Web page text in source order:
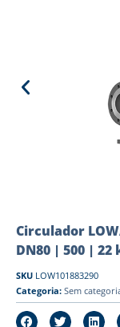
Circulador
DN80 | 500 | 22
SKU LOW101883290
Categoria: Sem